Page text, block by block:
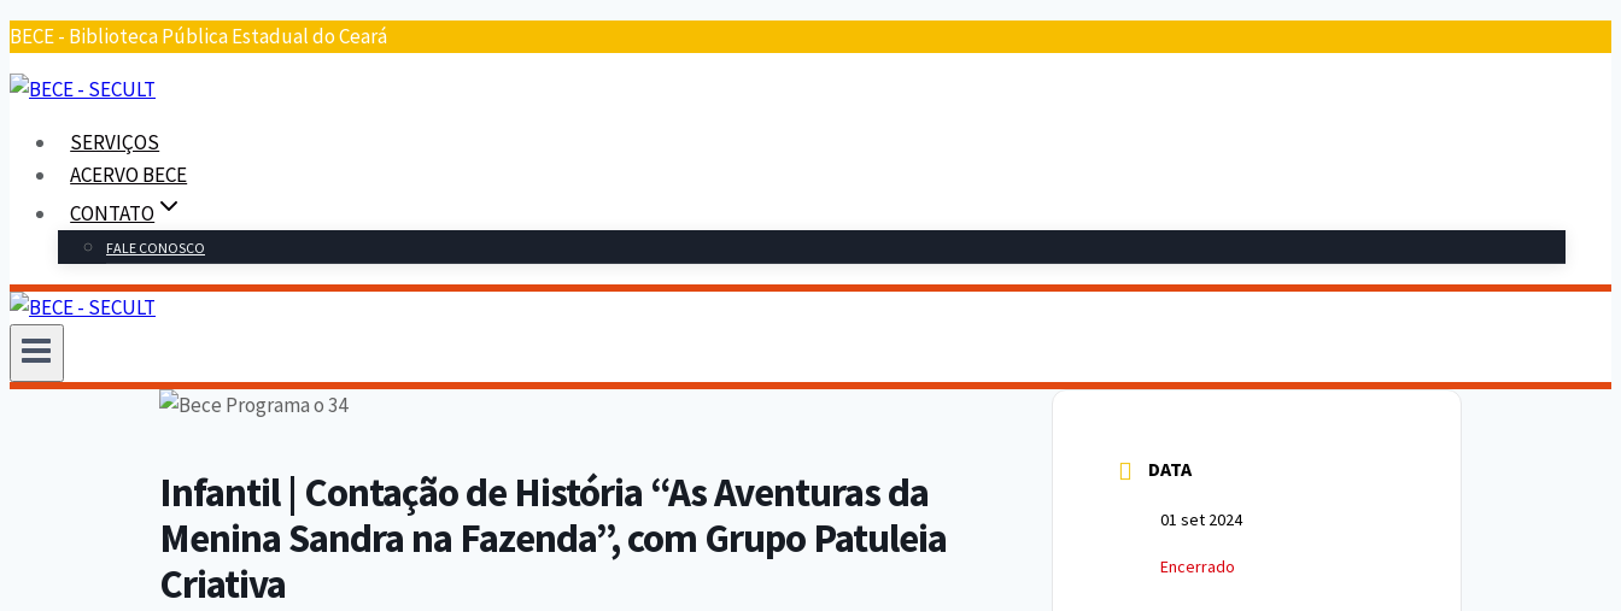
Pular
para
o
conteúdo
BECE - Biblioteca Pública Estadual do Ceará
SERVIÇOS
ACERVO BECE
CONTATO
FALE CONOSCO
Infantil | Contação de História “As Aventuras da
Menina Sandra na Fazenda”, com Grupo Patuleia
Criativa
DATA
01 set 2024
Encerrado